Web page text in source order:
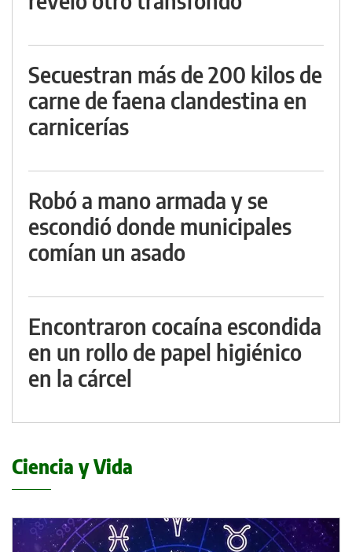
Secuestran más de 200 kilos de
carne de faena clandestina en
carnicerías
Robó a mano armada y se
escondió donde municipales
comían un asado
Encontraron cocaína escondida
en un rollo de papel higiénico
en la cárcel
Ciencia y Vida